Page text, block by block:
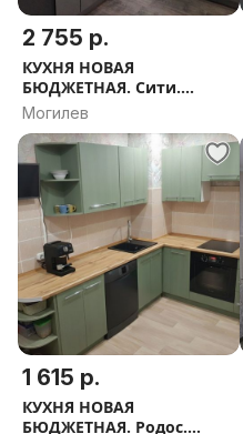
2 755 р.
КУХНЯ НОВАЯ
БЮДЖЕТНАЯ. Сити.
РАССРОЧКА, ДОСТАВКА,
Могилев
1 615 р.
КУХНЯ НОВАЯ
БЮДЖЕТНАЯ. Родос.